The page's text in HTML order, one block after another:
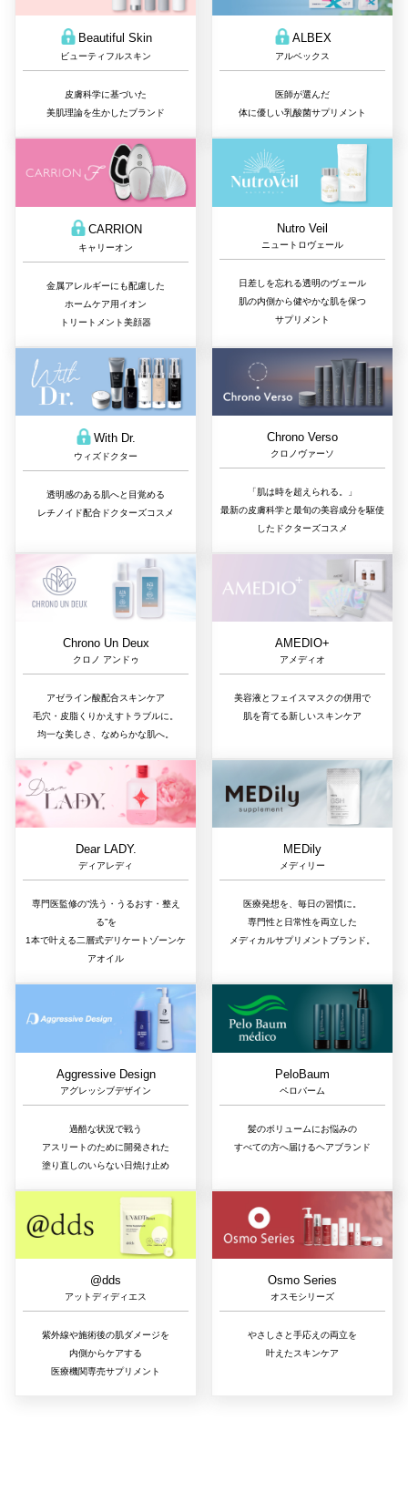
Beautiful Skin
ビューティフルスキン
皮膚科学に基づいた
美肌理論を生かしたブランド
ALBEX
アルベックス
医師が選んだ
体に優しい乳酸菌サプリメント
CARRION
キャリーオン
金属アレルギーにも配慮した
ホームケア用イオン
トリートメント美顔器
Nutro Veil
ニュートロヴェール
日差しを忘れる透明のヴェール
肌の内側から健やかな肌を保つ
サプリメント
With Dr.
ウィズドクター
透明感のある肌へと目覚める
レチノイド配合ドクターズコスメ
Chrono Verso
クロノヴァーソ
「肌は時を超えられる。」
最新の皮膚科学と最旬の美容成分を駆使
したドクターズコスメ
Chrono Un Deux
クロノ アンドゥ
アゼライン酸配合スキンケア
毛穴・皮脂くりかえすトラブルに。
均一な美しさ、なめらかな肌へ。
AMEDIO+
アメディオ
美容液とフェイスマスクの併用で
肌を育てる新しいスキンケア
Dear LADY.
ディアレディ
専門医監修の“洗う・うるおす・整え
る”を
1本で叶える二層式デリケートゾーンケ
アオイル
MEDily
メディリー
医療発想を、毎日の習慣に。
専門性と日常性を両立した
メディカルサプリメントブランド。
Aggressive Design
アグレッシブデザイン
過酷な状況で戦う
アスリートのために開発された
塗り直しのいらない日焼け止め
PeloBaum
ペロバーム
髪のボリュームにお悩みの
すべての方へ届けるヘアブランド
@dds
アットディディエス
紫外線や施術後の肌ダメージを
内側からケアする
医療機関専売サプリメント
Osmo Series
オスモシリーズ
やさしさと手応えの両立を
叶えたスキンケア